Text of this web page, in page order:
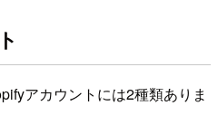
アカウントには2種類ありま